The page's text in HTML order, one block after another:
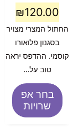
₪120.00
החתול המצרי מצויר
בסגנון פלואורו
קוסמי. ההדפס יראה
טוב על...
בחר אפ
שרויות